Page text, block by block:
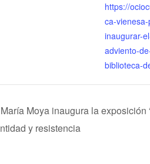
https://
ca-
inaugurar-
adviento-
biblioteca-
María Moya inaugura la exposición
y resistencia